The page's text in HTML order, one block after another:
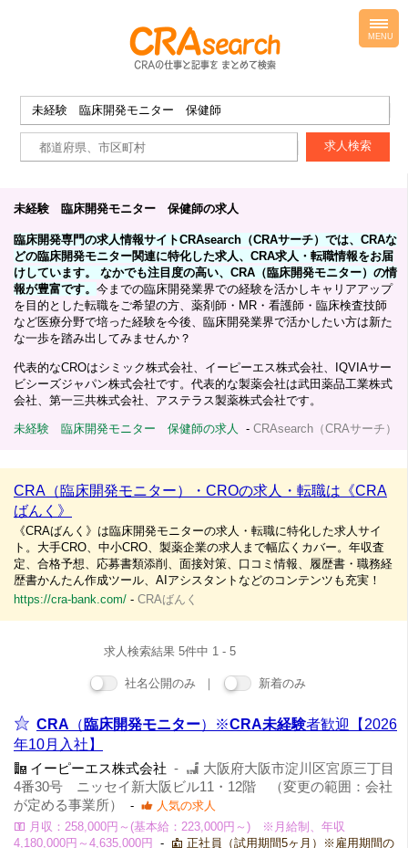
未経験 臨床開発モニター 保健師の求人
臨床開発専門の求人情報サイトCRAsearch（CRAサーチ）では、CRAな
どの臨床開発モニター関連に特化した求人、CRA求人・転職情報をお届
けしています。 なかでも注目度の高い、CRA（臨床開発モニター）の情
報が豊富です。 今までの臨床開発業界での経験を活かしキャリアアップ
を目的とした転職をご希望の方、薬剤師・MR・看護師・臨床検査技師
など医療分野で培った経験を今後、臨床開発業界で活かしたい方は新た
な一歩を踏み出してみませんか？
代表的なCROはシミック株式会社、イーピーエス株式会社、IQVIAサー
ビシーズジャパン株式会社です。代表的な製薬会社は武田薬品工業株式
会社、第一三共株式会社、アステラス製薬株式会社です。
未経験 臨床開発モニター 保健師の求人 - CRAsearch（CRAサーチ）
CRA（臨床開発モニター）・CROの求人・転職は《CRA
ばんく》
《CRAばんく》は臨床開発モニターの求人・転職に特化した求人サイ
ト。大手CRO、中小CRO、製薬企業の求人まで幅広くカバー。年収査
定、合格予想、応募書類添削、面接対策、口コミ情報、履歴書・職務経
歴書かんたん作成ツール、AIアシスタントなどのコンテンツも充実！
https://cra-bank.com/ - CRAばんく
求人検索結果 5件中 1 - 5
社名公開のみ ｜ 新着のみ
CRA （ 臨床開発モニター）※CRA未経験者歓迎【2026
年10月入社】
イーピーエス株式会社 -
大阪府大阪市淀川区宮原三丁目
4番30号 ニッセイ新大阪ビル11・12階 （変更の範囲：会社
が定める事業所）
-
人気の求人
月収：258,000円～(基本給：223,000円～) ※月給制、年収
4,180,000円～4,635,000円
-
正社員（試用期間5ヶ月）※雇用期間の
MENU